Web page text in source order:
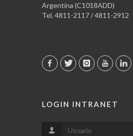
Argentina (C1018ADD)
Tel. 4811-2117 / 4811-2912
LOGIN INTRANET